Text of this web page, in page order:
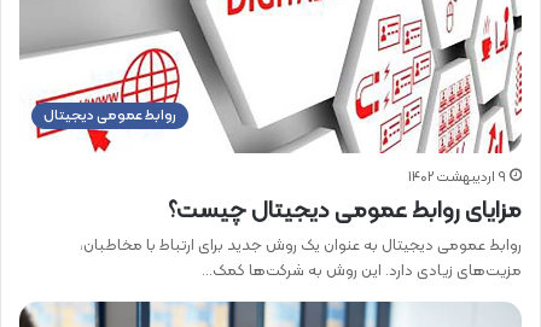
روابط عمومی دیجیتال
9 اردیبهشت 1402
مزایای روابط عمومی دیجیتال چیست؟
روابط عمومی دیجیتال به عنوان یک روش جدید برای ارتباط با مخاطبان،
مزیت‌های زیادی دارد. این روش به شرکت‌ها کمک…